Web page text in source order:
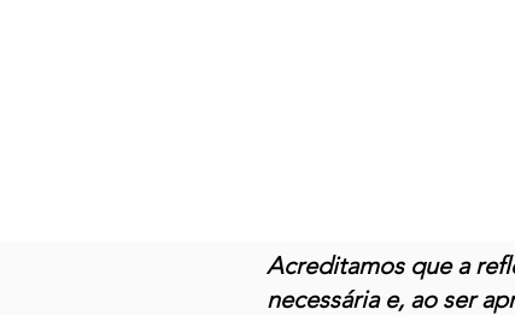
Acreditamos que a
necessária e, ao ser